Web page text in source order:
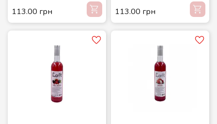
113.00 грн
113.00 грн